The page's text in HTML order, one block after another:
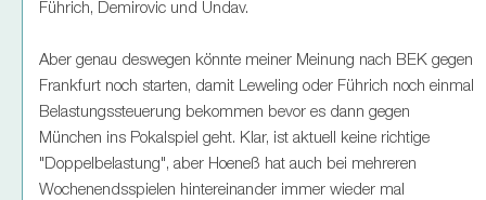
Führich, Demirovic und Undav.
Aber genau deswegen könnte meiner Meinung nach BEK gegen
Frankfurt noch starten, damit Leweling oder Führich noch einmal
Belastungssteuerung bekommen bevor es dann gegen
München ins Pokalspiel geht. Klar, ist aktuell keine richtige
"Doppelbelastung", aber Hoeneß hat auch bei mehreren
Wochenendsspielen hintereinander immer wieder mal